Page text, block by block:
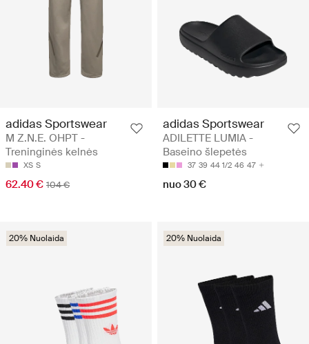
adidas Sportswear
M Z.N.E. OHPT -
Treninginės kelnės
XS S
62.40 € 104 €
adidas Sportswear
ADILETTE LUMIA -
Baseino šlepetės
37 39 44 1/2 46 47
nuo 30 €
20% Nuolaida 20% Nuolaida